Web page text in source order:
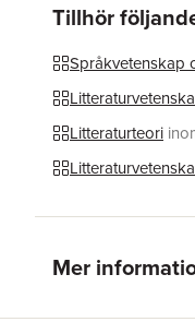
Tillhör
Språkvetenskap
Litteraturteori
Mer